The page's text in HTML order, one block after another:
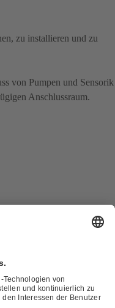
zu installieren und zu
von Pumpen und Sensorik
Anschlussraum.